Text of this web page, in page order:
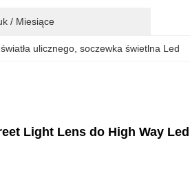
/ Miesiące
ulicznego , soczewka świetlna Led
Light Lens do High Way